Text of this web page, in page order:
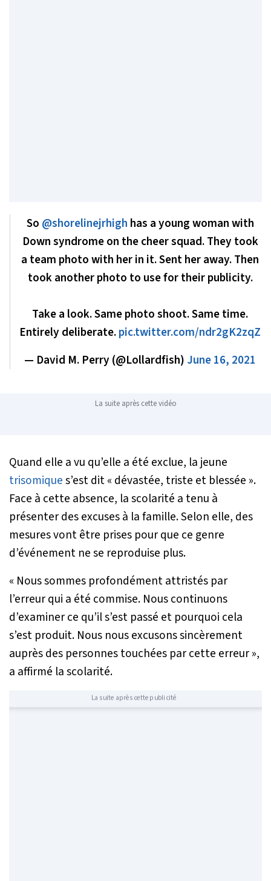
So @shorelinejrhigh has a young woman with
Down syndrome on the cheer squad. They took
a team photo with her in it. Sent her away. Then
took another photo to use for their publicity.
Take a look. Same photo shoot. Same time.
Entirely deliberate.pic.twitter.com/ndr2gK2zqZ
— David M. Perry (@Lollardfish) June 16, 2021
La suite après cette vidéo
Quand elle a vu qu’elle a été exclue, la jeune
trisomiques’est dit« dévastée, triste et blessée ».
Face à cette absence, la scolarité a tenu à
présenter des excuses à la famille. Selon elle, des
mesures vont être prises pour que ce genre
d’événement ne se reproduise plus.
« Nous sommes profondément attristés par
l’erreur qui a été commise. Nous continuons
d’examiner ce qu’il s’est passé et pourquoi cela
s’est produit. Nous nous excusons sincèrement
auprès des personnes touchées par cette erreur »,
a affirmé la scolarité.
La suite après cette publicité